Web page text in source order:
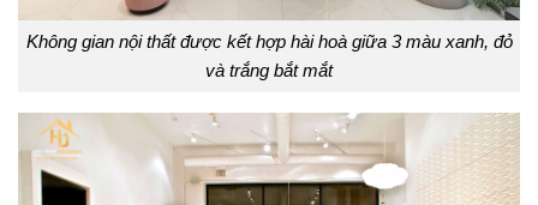
Không gian nội thất được kết hợp hài hoà giữa 3 màu xanh, đỏ
và trắng bắt mắt